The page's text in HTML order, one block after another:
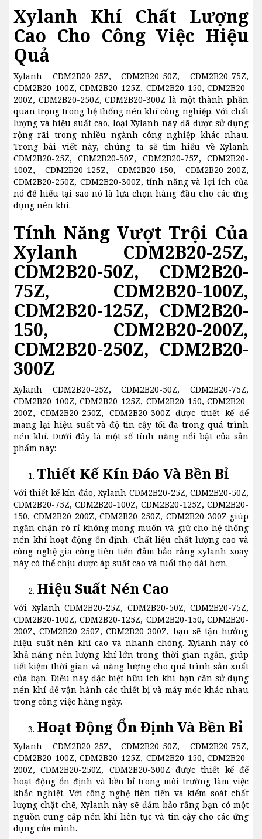
Xylanh Khí Chất Lượng
Cao Cho Công Việc Hiệu
Quả
Xylanh CDM2B20-25Z, CDM2B20-50Z, CDM2B20-75Z,
CDM2B20-100Z, CDM2B20-125Z, CDM2B20-150, CDM2B20-
200Z, CDM2B20-250Z, CDM2B20-300Z là một thành phần
quan trọng trong hệ thống nén khí công nghiệp. Với chất
lượng và hiệu suất cao, loại Xylanh này đã được sử dụng
rộng rãi trong nhiều ngành công nghiệp khác nhau.
Trong bài viết này, chúng ta sẽ tìm hiểu về Xylanh
CDM2B20-25Z, CDM2B20-50Z, CDM2B20-75Z, CDM2B20-
100Z, CDM2B20-125Z, CDM2B20-150, CDM2B20-200Z,
CDM2B20-250Z, CDM2B20-300Z, tính năng và lợi ích của
nó để hiểu tại sao nó là lựa chọn hàng đầu cho các ứng
dụng nén khí.
Tính Năng Vượt Trội Của
Xylanh CDM2B20-25Z,
CDM2B20-50Z, CDM2B20-
75Z, CDM2B20-100Z,
CDM2B20-125Z, CDM2B20-
150, CDM2B20-200Z,
CDM2B20-250Z, CDM2B20-
300Z
Xylanh CDM2B20-25Z, CDM2B20-50Z, CDM2B20-75Z,
CDM2B20-100Z, CDM2B20-125Z, CDM2B20-150, CDM2B20-
200Z, CDM2B20-250Z, CDM2B20-300Z được thiết kế để
mang lại hiệu suất và độ tin cậy tối đa trong quá trình
nén khí. Dưới đây là một số tính năng nổi bật của sản
phẩm này:
Thiết Kế Kín Đáo Và Bền Bỉ
Với thiết kế kín đáo, Xylanh CDM2B20-25Z, CDM2B20-50Z,
CDM2B20-75Z, CDM2B20-100Z, CDM2B20-125Z, CDM2B20-
150, CDM2B20-200Z, CDM2B20-250Z, CDM2B20-300Z giúp
ngăn chặn rò rỉ không mong muốn và giữ cho hệ thống
nén khí hoạt động ổn định. Chất liệu chất lượng cao và
công nghệ gia công tiên tiến đảm bảo rằng xylanh xoay
này có thể chịu được áp suất cao và tuổi thọ dài hơn.
Hiệu Suất Nén Cao
Với Xylanh CDM2B20-25Z, CDM2B20-50Z, CDM2B20-75Z,
CDM2B20-100Z, CDM2B20-125Z, CDM2B20-150, CDM2B20-
200Z, CDM2B20-250Z, CDM2B20-300Z, bạn sẽ tận hưởng
hiệu suất nén khí cao và nhanh chóng. Xylanh này có
khả năng nén lượng khí lớn trong thời gian ngắn, giúp
tiết kiệm thời gian và năng lượng cho quá trình sản xuất
của bạn. Điều này đặc biệt hữu ích khi bạn cần sử dụng
nén khí để vận hành các thiết bị và máy móc khác nhau
trong công việc hàng ngày.
Hoạt Động Ổn Định Và Bền Bỉ
Xylanh CDM2B20-25Z, CDM2B20-50Z, CDM2B20-75Z,
CDM2B20-100Z, CDM2B20-125Z, CDM2B20-150, CDM2B20-
200Z, CDM2B20-250Z, CDM2B20-300Z được thiết kế để
hoạt động ổn định và bền bỉ trong môi trường làm việc
khắc nghiệt. Với công nghệ tiên tiến và kiểm soát chất
lượng chặt chẽ, Xylanh này sẽ đảm bảo rằng bạn có một
nguồn cung cấp nén khí liên tục và tin cậy cho các ứng
dụng của mình.